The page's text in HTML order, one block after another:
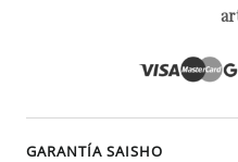
GARANTÍA SAISHO